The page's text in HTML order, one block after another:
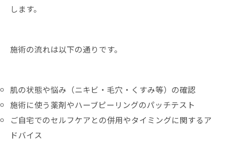
します。
施術の流れは以下の通りです。
肌の状態や悩み（ニキビ・毛穴・くすみ等）の確認
施術に使う薬剤やハーブピーリングのパッチテスト
ご自宅でのセルフケアとの併用やタイミングに関するア
ドバイス